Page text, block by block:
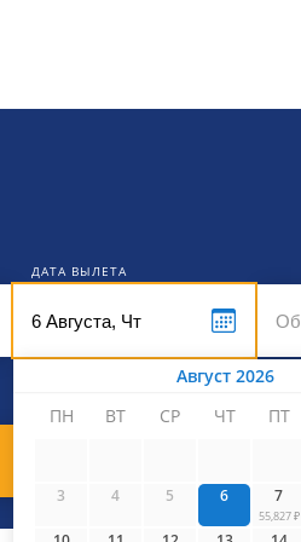
ДАТА ВЫЛЕТА
Август 2026
ПН
ВТ СР ЧТ ПТ
3 4 5 6 7
55,827 ₽